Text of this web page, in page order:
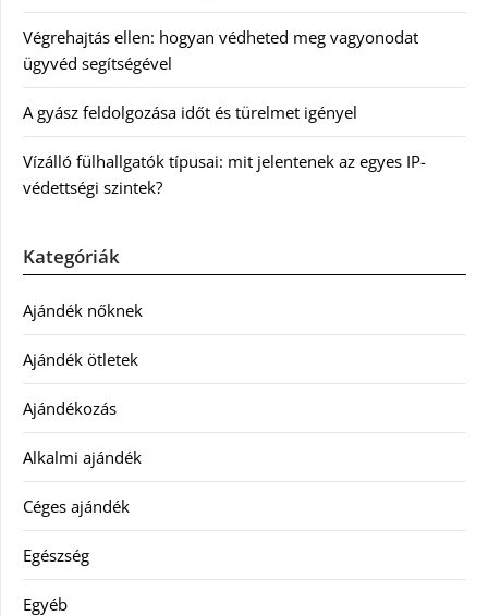
Végrehajtás ellen: hogyan védheted meg vagyonodat
ügyvéd segítségével
A gyász feldolgozása időt és türelmet igényel
Vízálló fülhallgatók típusai: mit jelentenek az egyes IP-
védettségi szintek?
Kategóriák
Ajándék nőknek
Ajándék ötletek
Ajándékozás
Alkalmi ajándék
Céges ajándék
Egészség
Egyéb